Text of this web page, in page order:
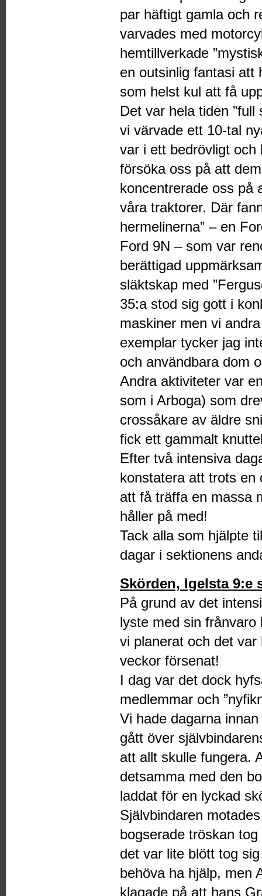
par häftigt gamla och
varvades med
hemtillverkade
en outsinlig fantasi att
som helst kul att få
Det var hela tiden
vi värvade ett 10-tal
var i ett bedrövligt
försöka oss på att
koncentrerade oss på
våra traktorer. Där
hermelinerna” – en
Ford 9N – som var
berättigad
släktskap med
35:a stod sig gott i
maskiner men vi
exemplar tycker jag
och användbara dom
Andra aktiviteter var
som i Arboga) som
crossåkare av äldre
fick ett gammalt
Efter två intensiva
konstatera att trots en
att få träffa en massa
håller på med!
Tack alla som hjälpte
dagar i sektionens
Skörden, Igelsta 9:e
På grund av det
lyste med sin
vi planerat och det
veckor försenat!
I dag var det dock
medlemmar och
Vi hade dagarna
gått över
att allt skulle fungera.
detsamma med den
laddat för en lyckad
Självbindaren
bogserade tröskan
det var lite blött tog
behöva ha hjälp, men
klagade på att hans